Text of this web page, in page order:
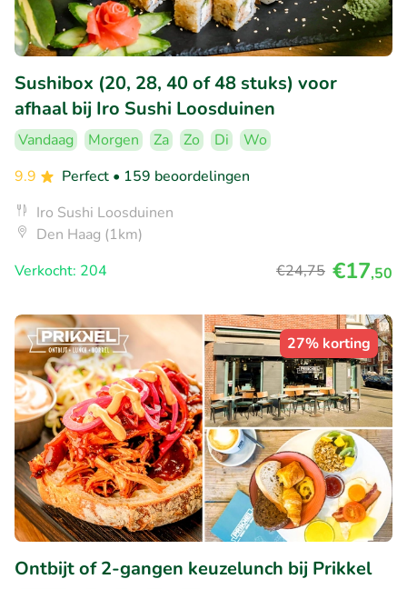
Sushibox (20, 28, 40 of 48 stuks) voor
afhaal bij Iro Sushi Loosduinen
Vandaag Morgen Za Zo Di
Wo
9.9
Perfect • 159 beoordelingen
Iro Sushi Loosduinen
Den Haag (1km)
Verkocht: 204
€24,75 €17,50
27% korting
Ontbijt of 2-gangen keuzelunch bij Prikkel